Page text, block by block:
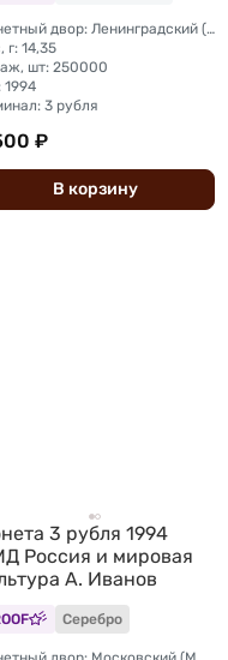
Монетный двор: Ленинградский (ЛМД)
г: 14,35
шт: 250000
1994
3 рубля
₽
В корзину
3 рубля 1994
Россия и мировая
А. Иванов
Серебро